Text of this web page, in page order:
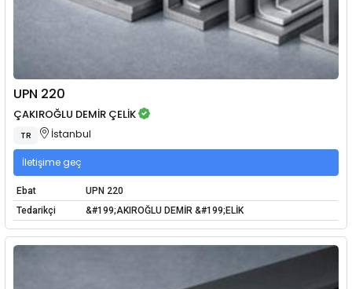
UPN 220
ÇAKIROĞLU DEMİR ÇELİK
TR İstanbul
İletişime geç
Ebat
UPN 220
Tedarikçi
&#199;AKIROĞLU DEMİR &#199;ELİK